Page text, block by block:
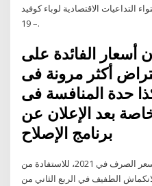
التداعيات الاقتصادية لوباء كوفيد
– 19.
أسعار الفائدة على
أكثر مرونة فى
حدة المنافسة فى
بعد الإعلان عن
وأضاف: “وكذلك تعزيز مرونة سعر الصرف في 2021، للاستفادة من
الطفيف في الربع الثاني من